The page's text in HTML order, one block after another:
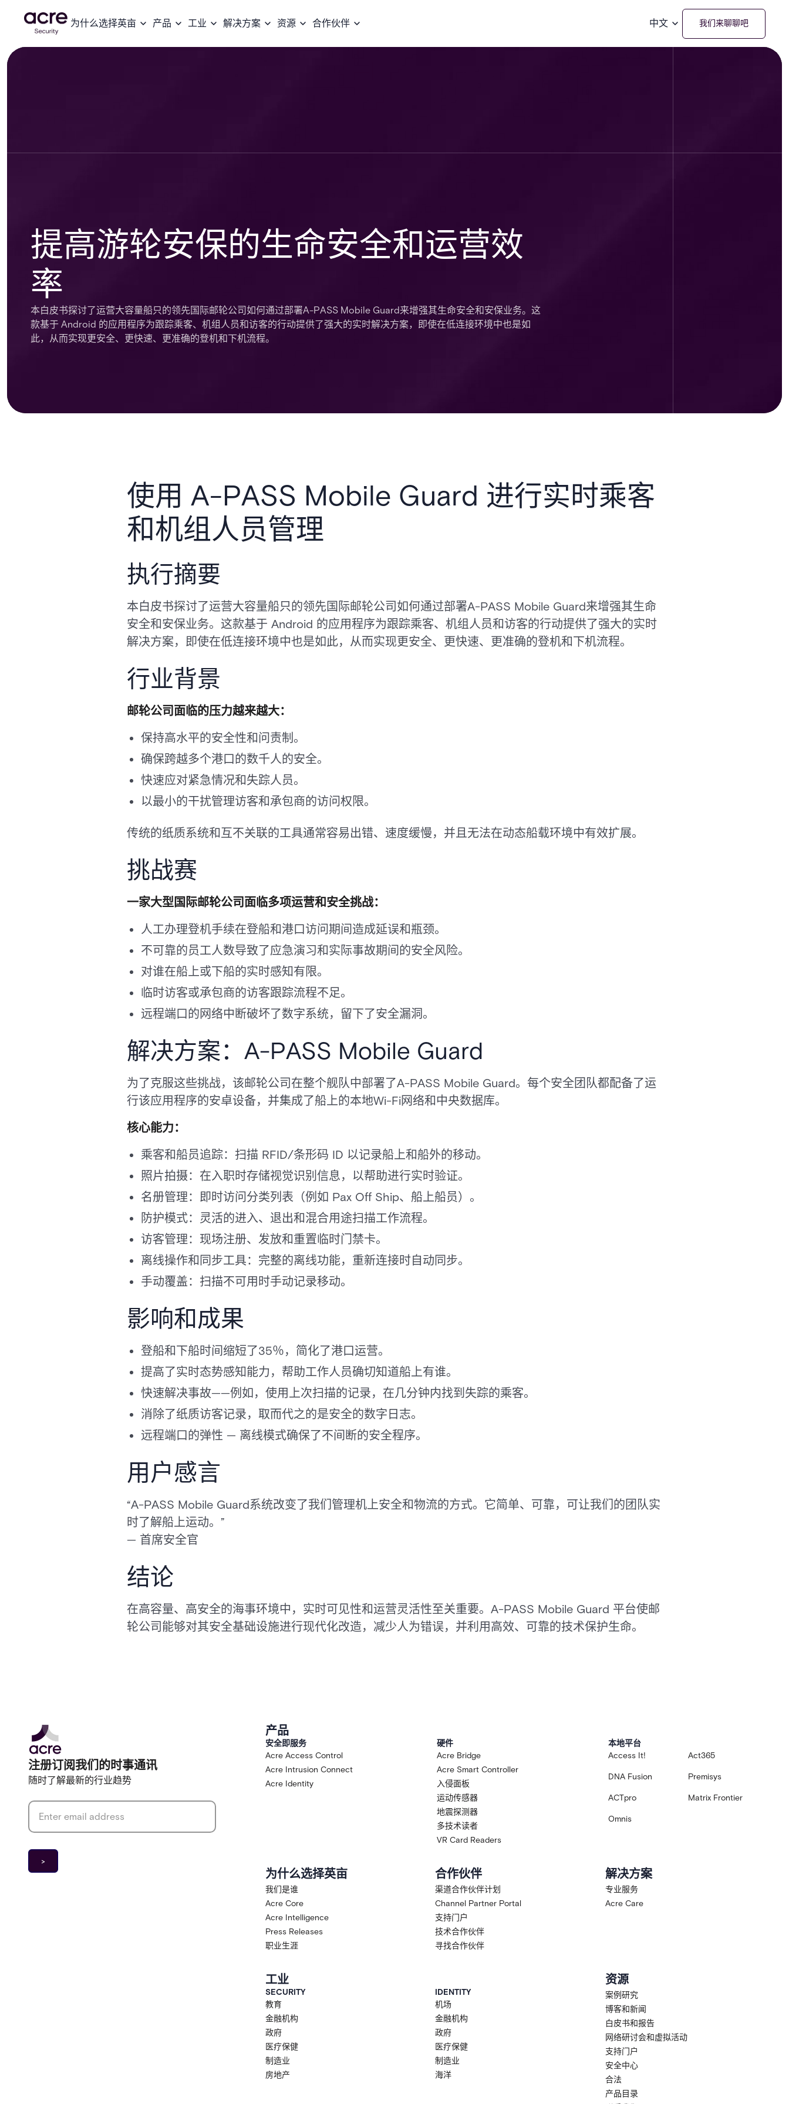
为什么选择英亩 产品 工业 解决方案 资源 合作伙伴 中文 我们来聊聊吧
提高游轮安保的生命安全和运营效
率
本白皮书探讨了运营大容量船只的领先国际邮轮公司如何通过部署A-PASS Mobile Guard来增强其生命安全和安保业务。这
款基于 Android 的应用程序为跟踪乘客、机组人员和访客的行动提供了强大的实时解决方案，即使在低连接环境中也是如
此，从而实现更安全、更快速、更准确的登机和下机流程。
使用 A-PASS Mobile Guard 进行实时乘客
和机组人员管理
执行摘要
本白皮书探讨了运营大容量船只的领先国际邮轮公司如何通过部署A-PASS Mobile Guard来增强其生命
安全和安保业务。这款基于 Android 的应用程序为跟踪乘客、机组人员和访客的行动提供了强大的实时
解决方案，即使在低连接环境中也是如此，从而实现更安全、更快速、更准确的登机和下机流程。
行业背景
邮轮公司面临的压力越来越大：
保持高水平的安全性和问责制。
确保跨越多个港口的数千人的安全。
快速应对紧急情况和失踪人员。
以最小的干扰管理访客和承包商的访问权限。
传统的纸质系统和互不关联的工具通常容易出错、速度缓慢，并且无法在动态船载环境中有效扩展。
挑战赛
一家大型国际邮轮公司面临多项运营和安全挑战：
人工办理登机手续在登船和港口访问期间造成延误和瓶颈。
不可靠的员工人数导致了应急演习和实际事故期间的安全风险。
对谁在船上或下船的实时感知有限。
临时访客或承包商的访客跟踪流程不足。
远程端口的网络中断破坏了数字系统，留下了安全漏洞。
解决方案：A-PASS Mobile Guard
为了克服这些挑战，该邮轮公司在整个舰队中部署了A-PASS Mobile Guard。每个安全团队都配备了运
行该应用程序的安卓设备，并集成了船上的本地Wi-Fi网络和中央数据库。
核心能力：
乘客和船员追踪：扫描 RFID/条形码 ID 以记录船上和船外的移动。
照片拍摄：在入职时存储视觉识别信息，以帮助进行实时验证。
名册管理：即时访问分类列表（例如 Pax Off Ship、船上船员）。
防护模式：灵活的进入、退出和混合用途扫描工作流程。
访客管理：现场注册、发放和重置临时门禁卡。
离线操作和同步工具：完整的离线功能，重新连接时自动同步。
手动覆盖：扫描不可用时手动记录移动。
影响和成果
登船和下船时间缩短了35％，简化了港口运营。
提高了实时态势感知能力，帮助工作人员确切知道船上有谁。
快速解决事故——例如，使用上次扫描的记录，在几分钟内找到失踪的乘客。
消除了纸质访客记录，取而代之的是安全的数字日志。
远程端口的弹性 — 离线模式确保了不间断的安全程序。
用户感言
“A-PASS Mobile Guard系统改变了我们管理机上安全和物流的方式。它简单、可靠，可让我们的团队实
时了解船上运动。”
— 首席安全官
结论
在高容量、高安全的海事环境中，实时可见性和运营灵活性至关重要。A-PASS Mobile Guard 平台使邮
轮公司能够对其安全基础设施进行现代化改造，减少人为错误，并利用高效、可靠的技术保护生命。
注册订阅我们的时事通讯
随时了解最新的行业趋势
产品
安全即服务
Acre Access Control
Acre Intrusion Connect
Acre Identity
硬件
Acre Bridge
Acre Smart Controller
入侵面板
运动传感器
地震探测器
多技术读者
VR Card Readers
本地平台
Access It!
Act365
DNA Fusion Premisys
ACTpro Matrix Frontier
Omnis
为什么选择英亩
我们是谁
Acre Core
Acre Intelligence
Press Releases
职业生涯
合作伙伴
渠道合作伙伴计划
Channel Partner Portal
支持门户
技术合作伙伴
寻找合作伙伴
解决方案
专业服务
Acre Care
工业
SECURITY
教育
金融机构
政府
医疗保健
制造业
房地产
IDENTITY
机场
金融机构
政府
医疗保健
制造业
海洋
资源
案例研究
博客和新闻
白皮书和报告
网络研讨会和虚拟活动
支持门户
安全中心
合法
产品目录